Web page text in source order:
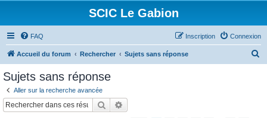
SCIC Le Gabion
FAQ Connexion
Inscription
Accueil du forum Rechercher Sujets sans réponse
Sujets sans réponse
Aller sur la recherche avancée
Rechercher